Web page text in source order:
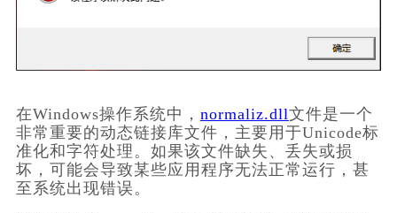
在Windows操作系统中， normaliz.dll文件是一个
非常重要的动态链接库文件，主要用于Unicode标
准化和字符处理。如果该文件缺失、丢失或损
坏，可能会导致某些应用程序无法正常运行，甚
至系统出现错误。